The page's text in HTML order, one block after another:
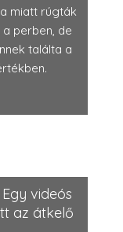
miatt rúgták
perben, de
találta a
videós
az átkelő